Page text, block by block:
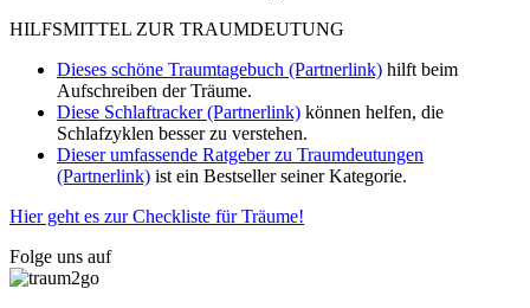
HILFSMITTEL ZUR TRAUMDEUTUNG
Dieses schöne Traumtagebuch (Partnerlink) hilft beim
Aufschreiben der Träume.
Diese Schlaftracker (Partnerlink) können helfen, die
Schlafzyklen besser zu verstehen.
Dieser umfassende Ratgeber zu Traumdeutungen
(Partnerlink) ist ein Bestseller seiner Kategorie.
Hier geht es zur Checkliste für Träume!
Folge uns auf